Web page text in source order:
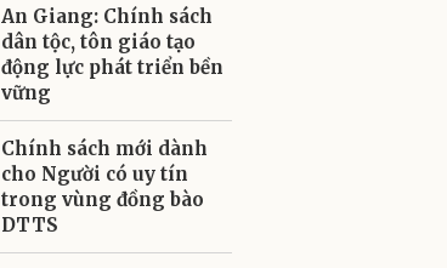
An Giang: Chính sách
dân tộc, tôn giáo tạo
động lực phát triển bền
vững
Chính sách mới dành
cho Người có uy tín
trong vùng đồng bào
DTTS